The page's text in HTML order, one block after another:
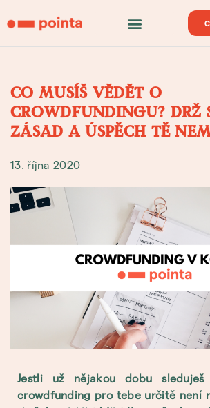
CO MUSÍŠ VĚDĚT O
CROWDFUNDINGU? DRŽ
ZÁSAD A ÚSPĚCH TĚ
13. října 2020
Jestli už nějakou dobu sleduješ
crowdfunding pro tebe určitě není